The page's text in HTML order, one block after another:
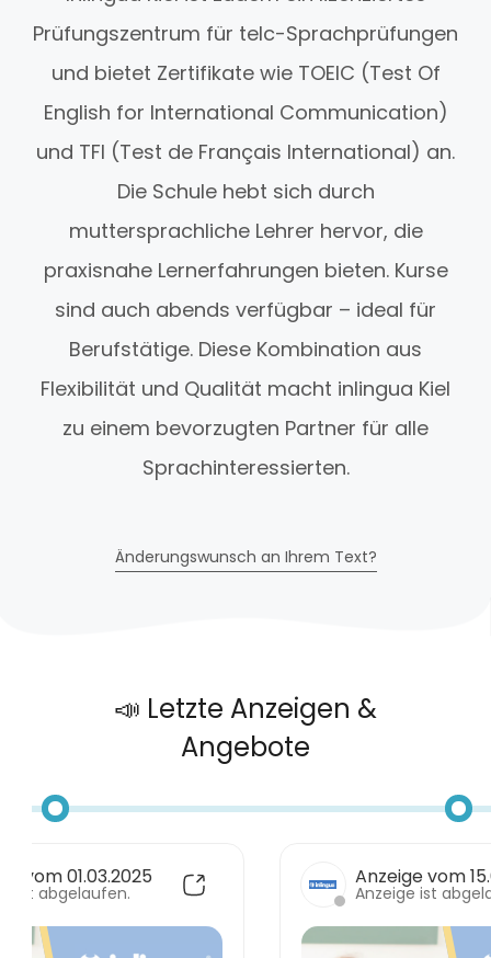
Prüfungszentrum für telc-Sprachprüfungen
und bietet Zertifikate wie TOEIC (Test Of
English for International Communication)
und TFI (Test de Français International) an.
Die Schule hebt sich durch
muttersprachliche Lehrer hervor, die
praxisnahe Lernerfahrungen bieten. Kurse
sind auch abends verfügbar – ideal für
Berufstätige. Diese Kombination aus
Flexibilität und Qualität macht inlingua Kiel
zu einem bevorzugten Partner für alle
Sprachinteressierten.
Änderungswunsch an Ihrem Text?